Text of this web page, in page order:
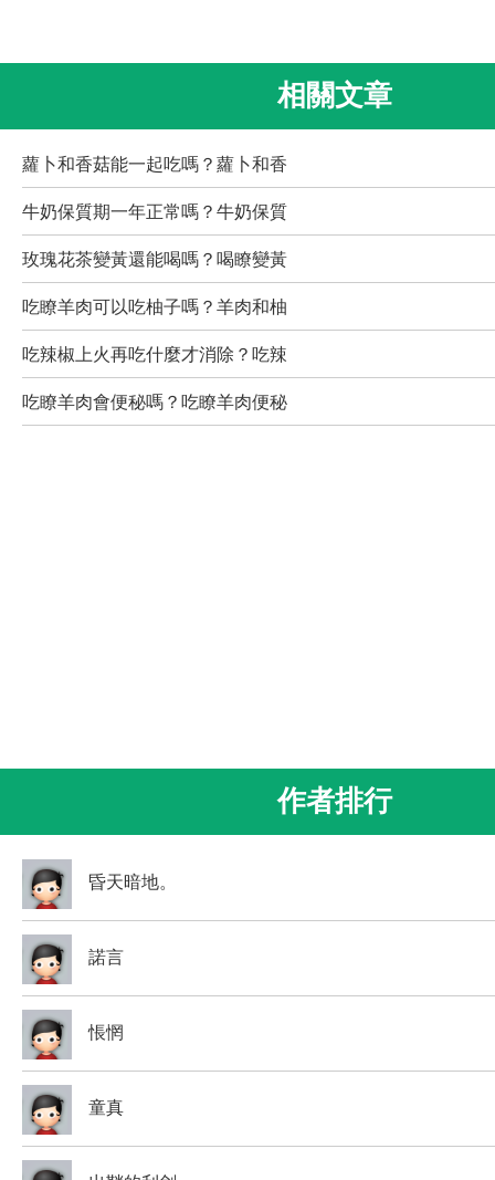
相關文章
蘿卜和香菇能一起吃嗎？蘿卜和香
牛奶保質期一年正常嗎？牛奶保質
玫瑰花茶變黃還能喝嗎？喝瞭變黃
吃瞭羊肉可以吃柚子嗎？羊肉和柚
吃辣椒上火再吃什麼才消除？吃辣
吃瞭羊肉會便秘嗎？吃瞭羊肉便秘
作者排行
昏天暗地。
諾言
悵惘
童真